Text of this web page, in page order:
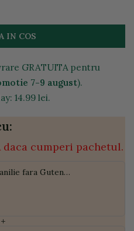
IN COS
GRATUITA pentru
7-9 august).
14.99 lei.
daca cumperi pachetul.
fara Guten
100g
+